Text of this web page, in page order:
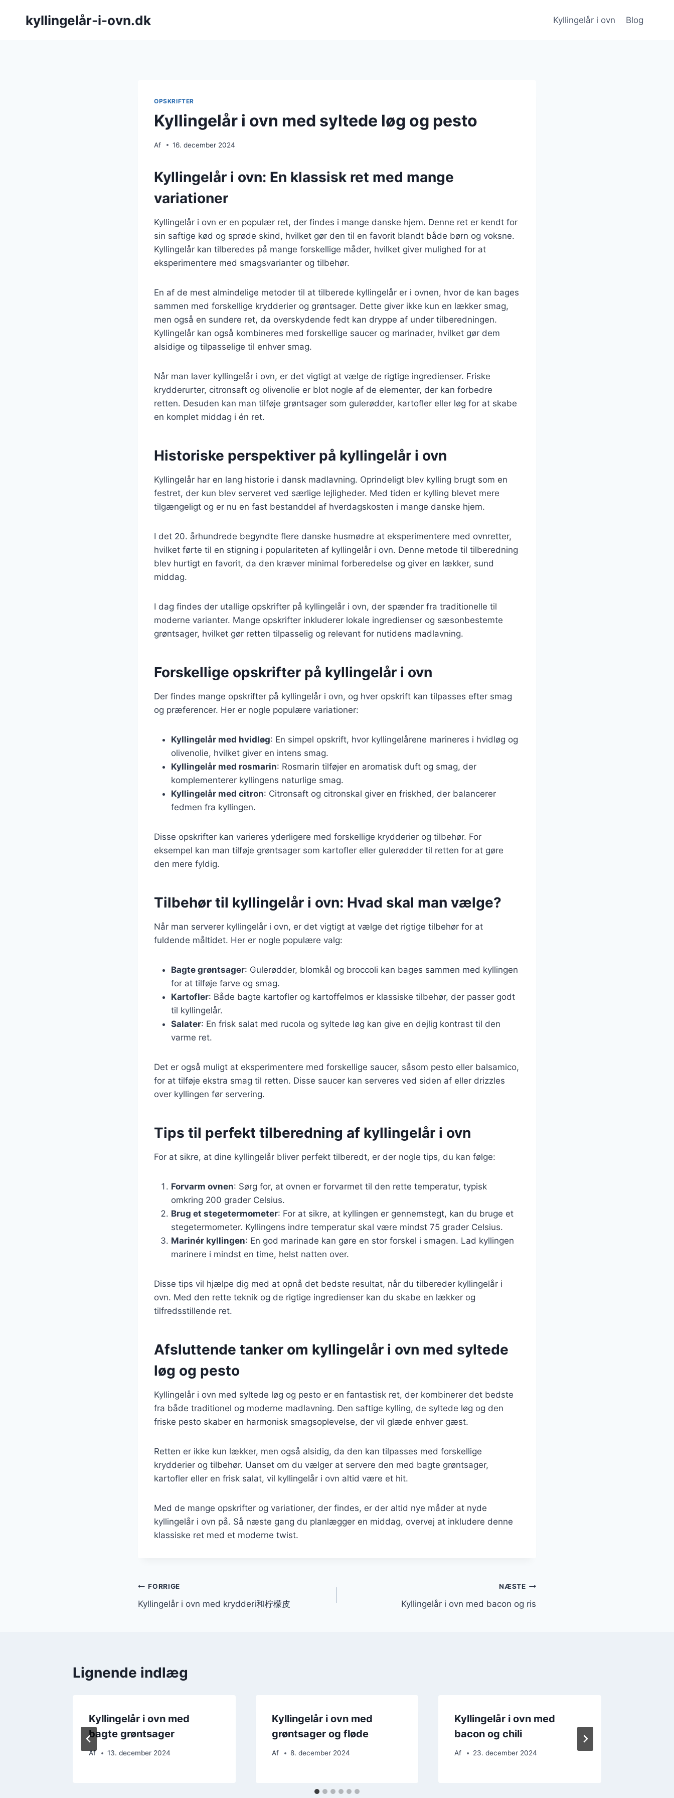
kyllingelår-i-ovn.dk Kyllingelår i ovn Blog
OPSKRIFTER
Kyllingelår i ovn med syltede løg og pesto
Af 16. december 2024
Kyllingelår i ovn: En klassisk ret med mange
variationer
Kyllingelår i ovn er en populær ret, der findes i mange danske hjem. Denne ret er kendt for
sin saftige kød og sprøde skind, hvilket gør den til en favorit blandt både børn og voksne.
Kyllingelår kan tilberedes på mange forskellige måder, hvilket giver mulighed for at
eksperimentere med smagsvarianter og tilbehør.
En af de mest almindelige metoder til at tilberede kyllingelår er i ovnen, hvor de kan bages
sammen med forskellige krydderier og grøntsager. Dette giver ikke kun en lækker smag,
men også en sundere ret, da overskydende fedt kan dryppe af under tilberedningen.
Kyllingelår kan også kombineres med forskellige saucer og marinader, hvilket gør dem
alsidige og tilpasselige til enhver smag.
Når man laver kyllingelår i ovn, er det vigtigt at vælge de rigtige ingredienser. Friske
krydderurter, citronsaft og olivenolie er blot nogle af de elementer, der kan forbedre
retten. Desuden kan man tilføje grøntsager som gulerødder, kartofler eller løg for at skabe
en komplet middag i én ret.
Historiske perspektiver på kyllingelår i ovn
Kyllingelår har en lang historie i dansk madlavning. Oprindeligt blev kylling brugt som en
festret, der kun blev serveret ved særlige lejligheder. Med tiden er kylling blevet mere
tilgængeligt og er nu en fast bestanddel af hverdagskosten i mange danske hjem.
I det 20. århundrede begyndte flere danske husmødre at eksperimentere med ovnretter,
hvilket førte til en stigning i populariteten af kyllingelår i ovn. Denne metode til tilberedning
blev hurtigt en favorit, da den kræver minimal forberedelse og giver en lækker, sund
middag.
I dag findes der utallige opskrifter på kyllingelår i ovn, der spænder fra traditionelle til
moderne varianter. Mange opskrifter inkluderer lokale ingredienser og sæsonbestemte
grøntsager, hvilket gør retten tilpasselig og relevant for nutidens madlavning.
Forskellige opskrifter på kyllingelår i ovn
Der findes mange opskrifter på kyllingelår i ovn, og hver opskrift kan tilpasses efter smag
og præferencer. Her er nogle populære variationer:
Kyllingelår med hvidløg: En simpel opskrift, hvor kyllingelårene marineres i hvidløg og
olivenolie, hvilket giver en intens smag.
Kyllingelår med rosmarin: Rosmarin tilføjer en aromatisk duft og smag, der
komplementerer kyllingens naturlige smag.
Kyllingelår med citron: Citronsaft og citronskal giver en friskhed, der balancerer
fedmen fra kyllingen.
Disse opskrifter kan varieres yderligere med forskellige krydderier og tilbehør. For
eksempel kan man tilføje grøntsager som kartofler eller gulerødder til retten for at gøre
den mere fyldig.
Tilbehør til kyllingelår i ovn: Hvad skal man vælge?
Når man serverer kyllingelår i ovn, er det vigtigt at vælge det rigtige tilbehør for at
fuldende måltidet. Her er nogle populære valg:
Bagte grøntsager: Gulerødder, blomkål og broccoli kan bages sammen med kyllingen
for at tilføje farve og smag.
Kartofler: Både bagte kartofler og kartoffelmos er klassiske tilbehør, der passer godt
til kyllingelår.
Salater: En frisk salat med rucola og syltede løg kan give en dejlig kontrast til den
varme ret.
Det er også muligt at eksperimentere med forskellige saucer, såsom pesto eller balsamico,
for at tilføje ekstra smag til retten. Disse saucer kan serveres ved siden af eller drizzles
over kyllingen før servering.
Tips til perfekt tilberedning af kyllingelår i ovn
For at sikre, at dine kyllingelår bliver perfekt tilberedt, er der nogle tips, du kan følge:
Forvarm ovnen: Sørg for, at ovnen er forvarmet til den rette temperatur, typisk
omkring 200 grader Celsius.
Brug et stegetermometer: For at sikre, at kyllingen er gennemstegt, kan du bruge et
stegetermometer. Kyllingens indre temperatur skal være mindst 75 grader Celsius.
Marinér kyllingen: En god marinade kan gøre en stor forskel i smagen. Lad kyllingen
marinere i mindst en time, helst natten over.
Disse tips vil hjælpe dig med at opnå det bedste resultat, når du tilbereder kyllingelår i
ovn. Med den rette teknik og de rigtige ingredienser kan du skabe en lækker og
tilfredsstillende ret.
Afsluttende tanker om kyllingelår i ovn med syltede
løg og pesto
Kyllingelår i ovn med syltede løg og pesto er en fantastisk ret, der kombinerer det bedste
fra både traditionel og moderne madlavning. Den saftige kylling, de syltede løg og den
friske pesto skaber en harmonisk smagsoplevelse, der vil glæde enhver gæst.
Retten er ikke kun lækker, men også alsidig, da den kan tilpasses med forskellige
krydderier og tilbehør. Uanset om du vælger at servere den med bagte grøntsager,
kartofler eller en frisk salat, vil kyllingelår i ovn altid være et hit.
Med de mange opskrifter og variationer, der findes, er der altid nye måder at nyde
kyllingelår i ovn på. Så næste gang du planlægger en middag, overvej at inkludere denne
klassiske ret med et moderne twist.
Indlægsnavigation
FORRIGE
Kyllingelår i ovn med krydderi和柠檬皮
NÆSTE
Kyllingelår i ovn med bacon og ris
Lignende indlæg
Kyllingelår i ovn med
bagte grøntsager
Af 13. december 2024
Kyllingelår i ovn med
grøntsager og fløde
Af 8. december 2024
Kyllingelår i ovn med
bacon og chili
Af 23. december 2024